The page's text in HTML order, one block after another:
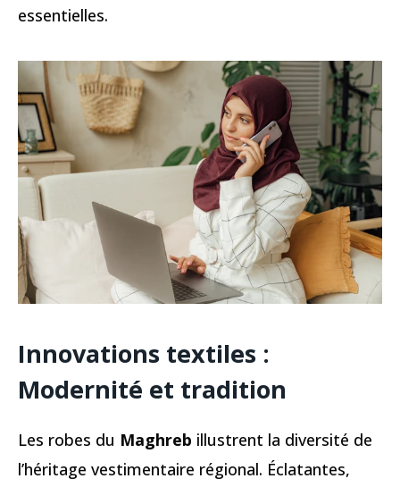
essentielles.
Innovations textiles :
Modernité et tradition
Les robes du Maghreb illustrent la diversité de
l’héritage vestimentaire régional. Éclatantes,